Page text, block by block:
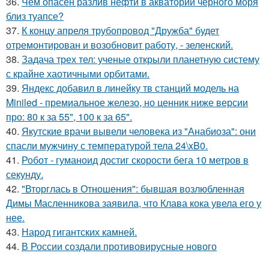
близ туапсе?
37. К концу апреля трубопровод "Дружба" будет
отремонтирован и возобновит работу, - зеленский.
38. Задача трех тел: ученые открыли планетную систему
с крайне хаотичными орбитами.
39. Яндекс добавил в линейку тв станций модель на
Miniled - премиальное железо, но ценник ниже версии
про: 80 к за 55", 100 к за 65".
40. Якутские врачи вывели человека из "Анабиоза": они
спасли мужчину с температурой тела 24\xB0.
41. Робот - гуманоид достиг скорости бега 10 метров в
секунду.
42. "Вторглась в Отношения": бывшая возлюбленная
Димы Масленникова заявила, что Клава кока увела его у
нее.
43. Народ гигантских камней.
44. В России создали противовирусные нового